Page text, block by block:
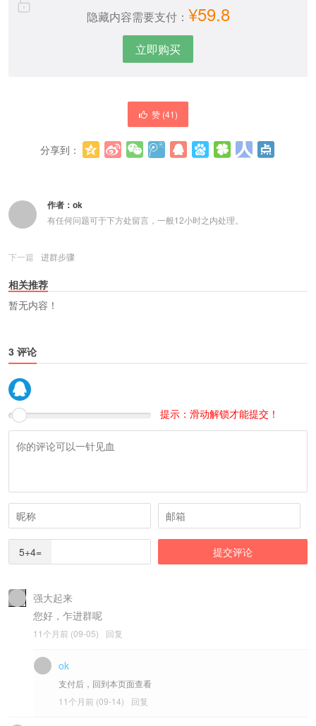
隐藏内容需要支付： ¥59.8
立即购买
赞 (41)
分享到：
作者： ok
有任何问题可于下方处留言，一般12小时之内处理。
下一篇 进群步骤
相关推荐
暂无内容！
3 评论
提示：滑动解锁才能提交！
5+4=
强大起来
您好，乍进群呢
11个月前 (09-05) 回复
ok
支付后，回到本页面查看
11个月前 (09-14)
回复